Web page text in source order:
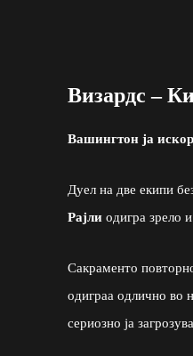
Визардс –
Вашингтон ја
Дуел на две екипи
Рајли одигра зрело
Сакраменто
одиграа одлично во
сериозно ја